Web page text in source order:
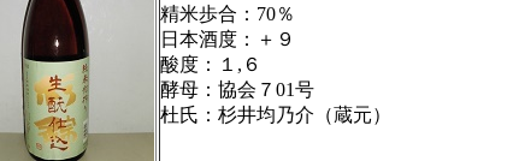
精米歩合：70％
日本酒度：＋９
酸度：１,６
酵母：協会７01号
杜氏：杉井均乃介（蔵元）